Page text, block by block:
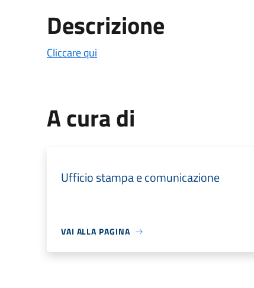
Descrizione
Cliccare qui
A cura di
Ufficio stampa e comunicazione
VAI ALLA PAGINA